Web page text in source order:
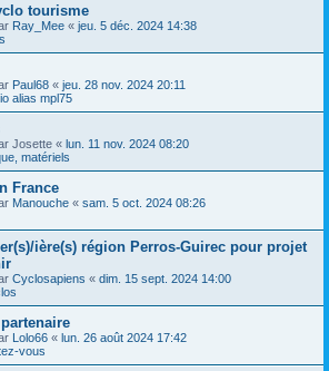
tourisme
Ray_Mee « jeu. 5 déc. 2024 14:38
Paul68 « jeu. 28 nov. 2024 20:11
alias mpl75
Josette « lun. 11 nov. 2024 08:20
matériels
France
Manouche « sam. 5 oct. 2024 08:26
ière(s) région Perros-Guirec pour projet
Cyclosapiens « dim. 15 sept. 2024 14:00
Lolo66 « lun. 26 août 2024 17:42
vous